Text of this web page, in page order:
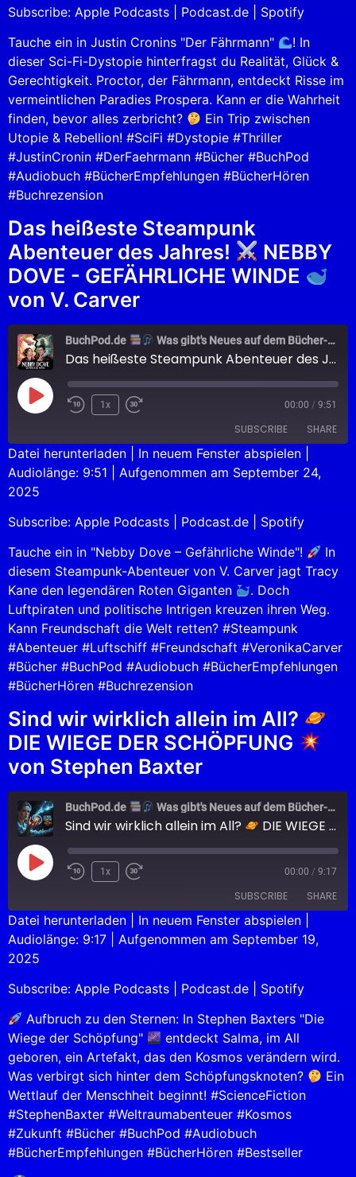
RSS FEED
EMBED
Subscribe: Apple Podcasts Podcast.de
Spotify
Tauche ein in Justin Cronins "Der Fährmann"
! In
dieser Sci-Fi-Dystopie hinterfragst du Realität, Glück &
Gerechtigkeit. Proctor, der Fährmann, entdeckt Risse im
vermeintlichen Paradies Prospera. Kann er die Wahrheit
finden, bevor alles zerbricht?
Ein Trip zwischen
Utopie & Rebellion! #SciFi #Dystopie #Thriller
#JustinCronin #DerFaehrmann #Bücher #BuchPod
#Audiobuch #BücherEmpfehlungen #BücherHören
#Buchrezension
Das heißeste Steampunk
Abenteuer des Jahres!
NEBBY
DOVE - GEFÄHRLICHE WINDE
von V. Carver
BuchPod.de Was gibt's Neues auf dem Bücher-Markt?
Das heißeste Steampunk Abenteuer des Jahres!
1x 00:00 / 9:51
SUBSCRIBE SHARE
Apple Podcasts Podcast.de
RSS FEED
SHARE
EMBED
Datei herunterladen In neuem Fenster abspielen
Audiolänge: 9:51
Aufgenommen am September 24,
2025
Subscribe: Apple Podcasts Podcast.de
Spotify
Tauche ein in "Nebby Dove – Gefährliche Winde"!
In
diesem Steampunk-Abenteuer von V. Carver jagt Tracy
Kane den legendären Roten Giganten
. Doch
Luftpiraten und politische Intrigen kreuzen ihren Weg.
Kann Freundschaft die Welt retten? #Steampunk
#Abenteuer #Luftschiff #Freundschaft #VeronikaCarver
#Bücher #BuchPod #Audiobuch #BücherEmpfehlungen
#BücherHören #Buchrezension
Sind wir wirklich allein im All?
DIE WIEGE DER SCHÖPFUNG
von Stephen Baxter
BuchPod.de Was gibt's Neues auf dem Bücher-Markt?
Sind wir wirklich allein im All? DIE WIEGE DER SCHÖPFUNG
1x 00:00 / 9:17
SUBSCRIBE SHARE
Apple Podcasts Podcast.de
RSS FEED
SHARE
EMBED
Datei herunterladen In neuem Fenster abspielen
Audiolänge: 9:17
Aufgenommen am September 19,
2025
Subscribe: Apple Podcasts Podcast.de
Spotify
Aufbruch zu den Sternen: In Stephen Baxters "Die
Wiege der Schöpfung"
entdeckt Salma, im All
geboren, ein Artefakt, das den Kosmos verändern wird.
Was verbirgt sich hinter dem Schöpfungsknoten?
Ein
Wettlauf der Menschheit beginnt! #ScienceFiction
#StephenBaxter #Weltraumabenteuer #Kosmos
#Zukunft #Bücher #BuchPod #Audiobuch
#BücherEmpfehlungen #BücherHören #Bestseller